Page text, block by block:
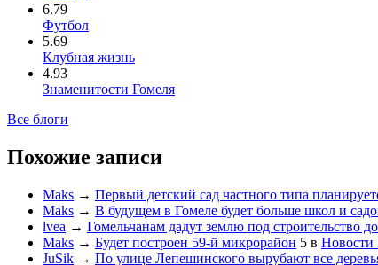
6.79
Футбол
5.69
Клубная жизнь
4.93
Знаменитости Гомеля
Все блоги
Похожие записи
Maks → Первый детский сад частного типа
Maks → В будущем в Гомеле будет больше школ и
lvea → Гомельчанам дадут землю под строительство
Maks → Будет построен 59-й микрорайон 5 в Новости
JuSik → По улице Лепешинского вырубают все